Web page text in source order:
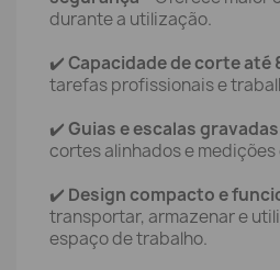
durante a utilização.
✔️Capacidade de corte até
tarefas profissionais e
✔️Guias e escalas
cortes alinhados e medições
✔️ Design compacto e
transportar, armazenar e
espaço de trabalho.